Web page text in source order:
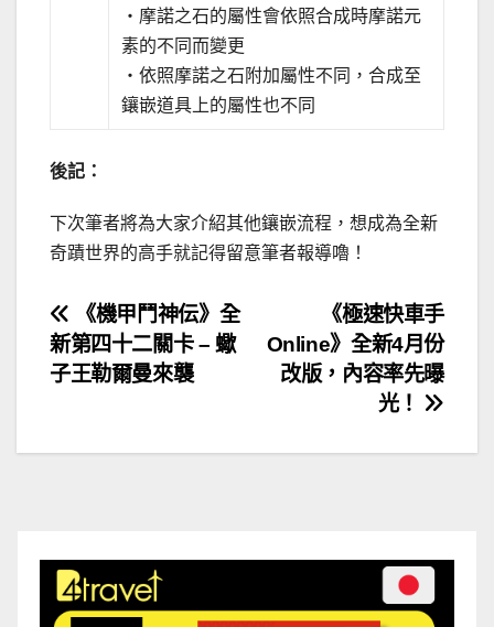
‧摩諾之石的屬性會依照合成時摩諾元
素的不同而變更
‧依照摩諾之石附加屬性不同，合成至
鑲嵌道具上的屬性也不同
後記：
下次筆者將為大家介紹其他鑲嵌流程，想成為全新
奇蹟世界的高手就記得留意筆者報導嚕！
文
章
覽
《極速快車手
Online》全新4月份
改版，內容率先曝
光！
《機甲鬥神伝》全
新第四十二關卡 – 蠍
子王勒爾曼來襲